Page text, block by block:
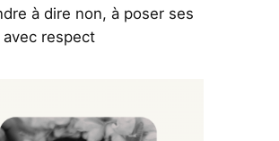
à dire non, à poser ses
respect